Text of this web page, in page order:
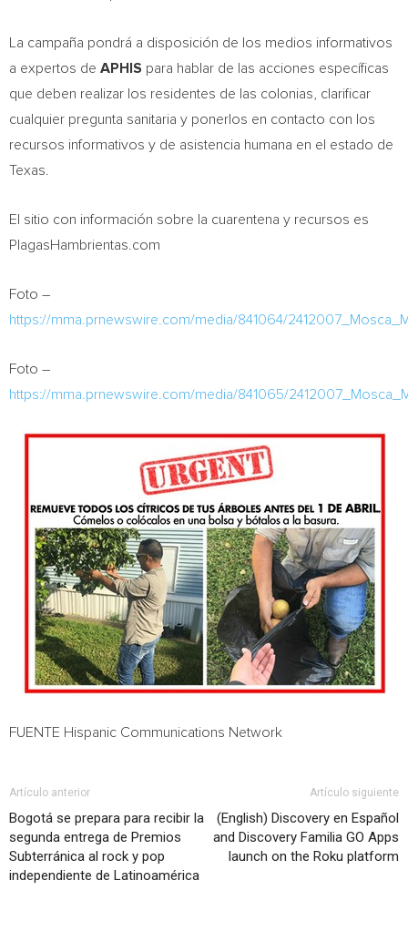
La campaña pondrá a disposición de los medios informativos
a expertos de APHIS para hablar de las acciones específicas
que deben realizar los residentes de las colonias, clarificar
cualquier pregunta sanitaria y ponerlos en contacto con los
recursos informativos y de asistencia humana en el estado de
Texas
El sitio con información sobre la cuarentena y recursos es
PlagasHambrientas.com
Foto –
https://mma.prnewswire.com/media/841064/
Foto –
https://mma.prnewswire.com/media/841065/
FUENTE Hispanic Communications Network
Artículo anterior
Bogotá se prepara para recibir la
segunda entrega de Premios
Subterránica al rock y pop
independiente de Latinoamérica
Artículo siguiente
(English) Discovery en Español
and Discovery Familia GO Apps
launch on the Roku platform